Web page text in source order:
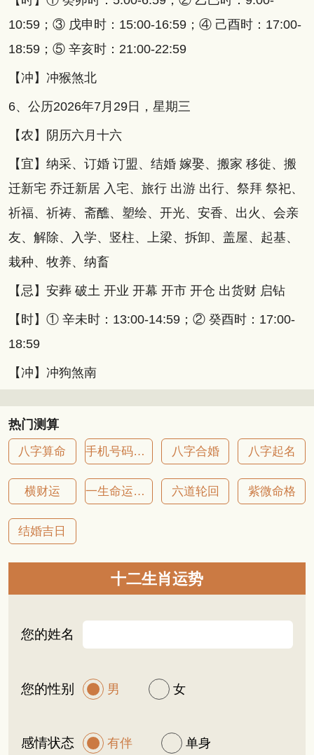
10:59；③ 戊申时：15:00-16:59；④ 己酉时：17:00-
18:59；⑤ 辛亥时：21:00-22:59
【冲】冲猴煞北
6、公历2026年7月29日，星期三
【农】阴历六月十六
【宜】纳采、订婚 订盟、结婚 嫁娶、搬家 移徙、搬
迁新宅 乔迁新居 入宅、旅行 出游 出行、祭拜 祭祀、
祈福、祈祷、斋醮、塑绘、开光、安香、出火、会亲
友、解除、入学、竖柱、上梁、拆卸、盖屋、起基、
栽种、牧养、纳畜
【忌】安葬 破土 开业 开幕 开市 开仓 出货财 启钻
【时】① 辛未时：13:00-14:59；② 癸酉时：17:00-
18:59
【冲】冲狗煞南
热门测算
八字算命 手机号码吉凶 八字合婚 八字起名
横财运 一生命运详批 六道轮回 紫微命格
结婚吉日
十二生肖运势
您的姓名
您的性别 男 女
感情状态 有伴 单身